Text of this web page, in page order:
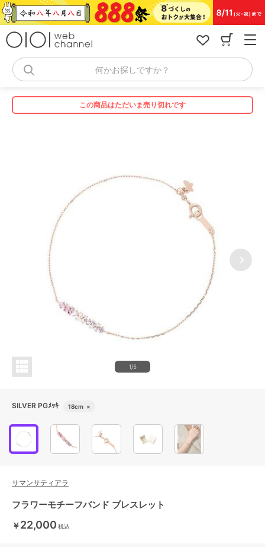
コ
ン
何かお探しですか？
この商品はただいま売り切れです
1/5
SILVER PGﾒｯｷ 18cm ×
サマンサティアラ
フラワーモチーフバンド ブレスレット
￥22,000 税込